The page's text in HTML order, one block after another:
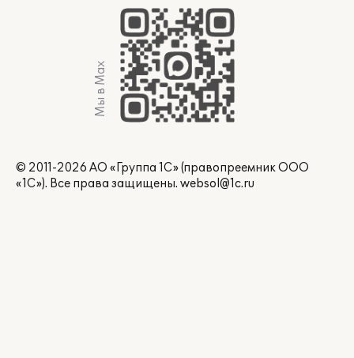
Мы в Max
© 2011-2026 АО «Группа 1С» (правопреемник ООО
«1С»). Все права защищены. websol@1c.ru